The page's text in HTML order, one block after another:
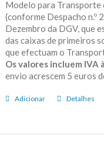
Modelo para Transporte
(conforme Despacho n.º
Dezembro da DGV, que
das caixas de primeiros
que efectuam o
Os valores incluem IVA
envio acrescem 5
Adicionar Detalhes